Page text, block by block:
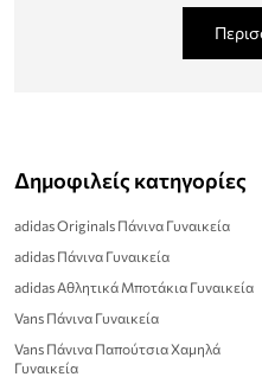
Δημοφιλείς κατηγορίες
adidas Originals Πάνινα Γυναικεία
adidas Πάνινα Γυναικεία
adidas Αθλητικά Μποτάκια Γυναικεία
Vans Πάνινα Γυναικεία
Vans Πάνινα Παπούτσια Χαμηλά
Γυναικεία